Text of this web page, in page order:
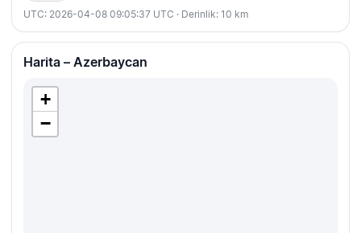
UTC: 2026-04-08 09:05:37 UTC · Derinlik: 10 km
Harita – Azerbaycan
+
−